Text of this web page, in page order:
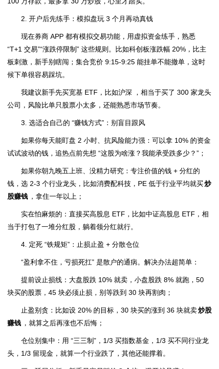
2. 开户后先练手：模拟盘玩 3 个月再动真钱
现在券商 APP 都有模拟交易功能，用虚拟资金练手，熟悉
“T+1 交易”“涨跌停限制” 这些规则。比如科创板涨跌幅 20%，比主
板刺激，新手别瞎闯；集合竞价 9:15-9:25 能挂单不能撤单，这时
候下单很容易踩坑。
我建议新手先买宽基 ETF，比如沪深 ，相当于买了 300 家龙头
公司，风险比单只股票小太多，还能熟悉市场节奏。
3. 选适合自己的 “赚钱方式”：别盲目跟风
如果你每天能盯盘 2 小时、抗风险能力强：可以拿 10% 的资金
试试波动的钱，追热点前先想 “这股为啥涨？我能承受跌多少？”；
如果你朝九晚五上班、没精力研究：专注价值的钱 + 分红的
钱，选 2-3 个行业龙头，比如消费配科技，PE 低于行业平均就买炒
股赚钱 ，拿住一年以上；
实在怕麻烦的：直接买高股息 ETF，比如中证高股息 ETF，相
当于打包了一堆分红股，躺着领分红就行。
4. 定死 “铁规矩”：止损止盈 + 分散仓位
“盈利拿不住，亏损死扛” 是散户的通病。解决办法超简单：
提前设止损线：大盘股跌 10% 就卖，小盘股跌 8% 就跑，50
块买的股票，45 块必须止损，别等跌到 30 块再割肉；
止盈别贪：比如设 20% 的目标，30 块买的涨到 36 块就卖炒股
赚钱 ，就算之后再涨也不后悔；
仓位别集中：用 “三三制”，1/3 买指数基金，1/3 买不同行业龙
头，1/3 留现金，就算一个行业跌了，其他还能撑着。